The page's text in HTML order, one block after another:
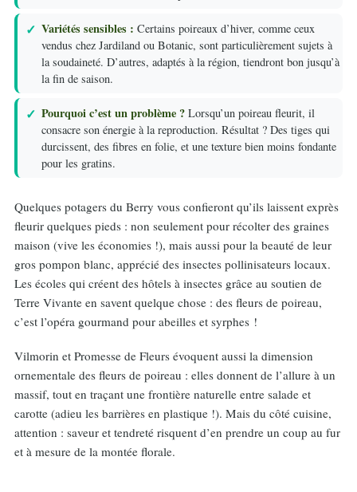
Variétés sensibles : Certains poireaux d’hiver, comme ceux
vendus chez Jardiland ou Botanic, sont particulièrement sujets à
la soudaineté. D’autres, adaptés à la région, tiendront bon jusqu’à
la fin de saison.
Pourquoi c’est un problème ? Lorsqu’un poireau fleurit, il
consacre son énergie à la reproduction. Résultat ? Des tiges qui
durcissent, des fibres en folie, et une texture bien moins fondante
pour les gratins.
Quelques potagers du Berry vous confieront qu’ils laissent exprès
fleurir quelques pieds : non seulement pour récolter des graines
maison (vive les économies !), mais aussi pour la beauté de leur
gros pompon blanc, apprécié des insectes pollinisateurs locaux.
Les écoles qui créent des hôtels à insectes grâce au soutien de
Terre Vivante en savent quelque chose : des fleurs de poireau,
c’est l’opéra gourmand pour abeilles et syrphes !
Vilmorin et Promesse de Fleurs évoquent aussi la dimension
ornementale des fleurs de poireau : elles donnent de l’allure à un
massif, tout en traçant une frontière naturelle entre salade et
carotte (adieu les barrières en plastique !). Mais du côté cuisine,
attention : saveur et tendreté risquent d’en prendre un coup au fur
et à mesure de la montée florale.